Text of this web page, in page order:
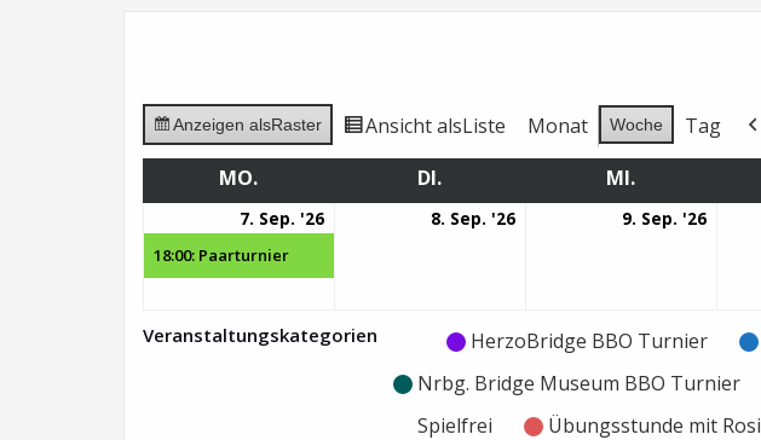
Anzeigen alsRaster Ansicht alsListe Monat Woche Tag
MO.
DI. MI.
7. Sep. '26
2026
18:00: Paarturnier
8. Sep. '26 9. Sep. '26
Veranstaltungskategorien
Kategorie
ohne
Titel
Kategorie
ohne
Titel
HerzoBridge BBO Turnier
Nrbg. Bridge Museum BBO Turnier
Spielfrei
Übungsstunde mit Rosi